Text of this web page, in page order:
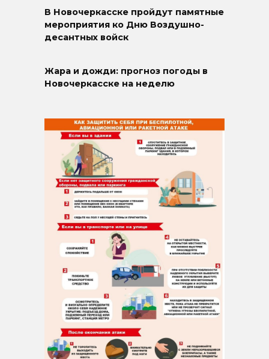
В Новочеркасске пройдут памятные
мероприятия ко Дню Воздушно-
десантных войск
Жара и дожди: прогноз погоды в
Новочеркасске на неделю